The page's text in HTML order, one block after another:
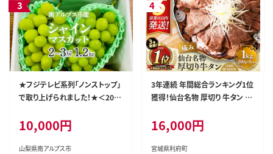
★フジテレビ系列「ノンストップ」
で取り上げられました！★＜202
市産シャインマスカット1.2kg以
上（2～3房） クール便発送 ALPA
G007
10,000円
山梨県南アルプス市
3年連続 年間総合ランキング1位
獲得！仙台名物 厚切り 牛タン 塩
スライス 塩味 [牛タン タン塩 希
少 部位 タン中 タン元 塩ダレ タ
レ 小分け 仙台 名物 厚切 肉厚
16,000円
宮城県利府町